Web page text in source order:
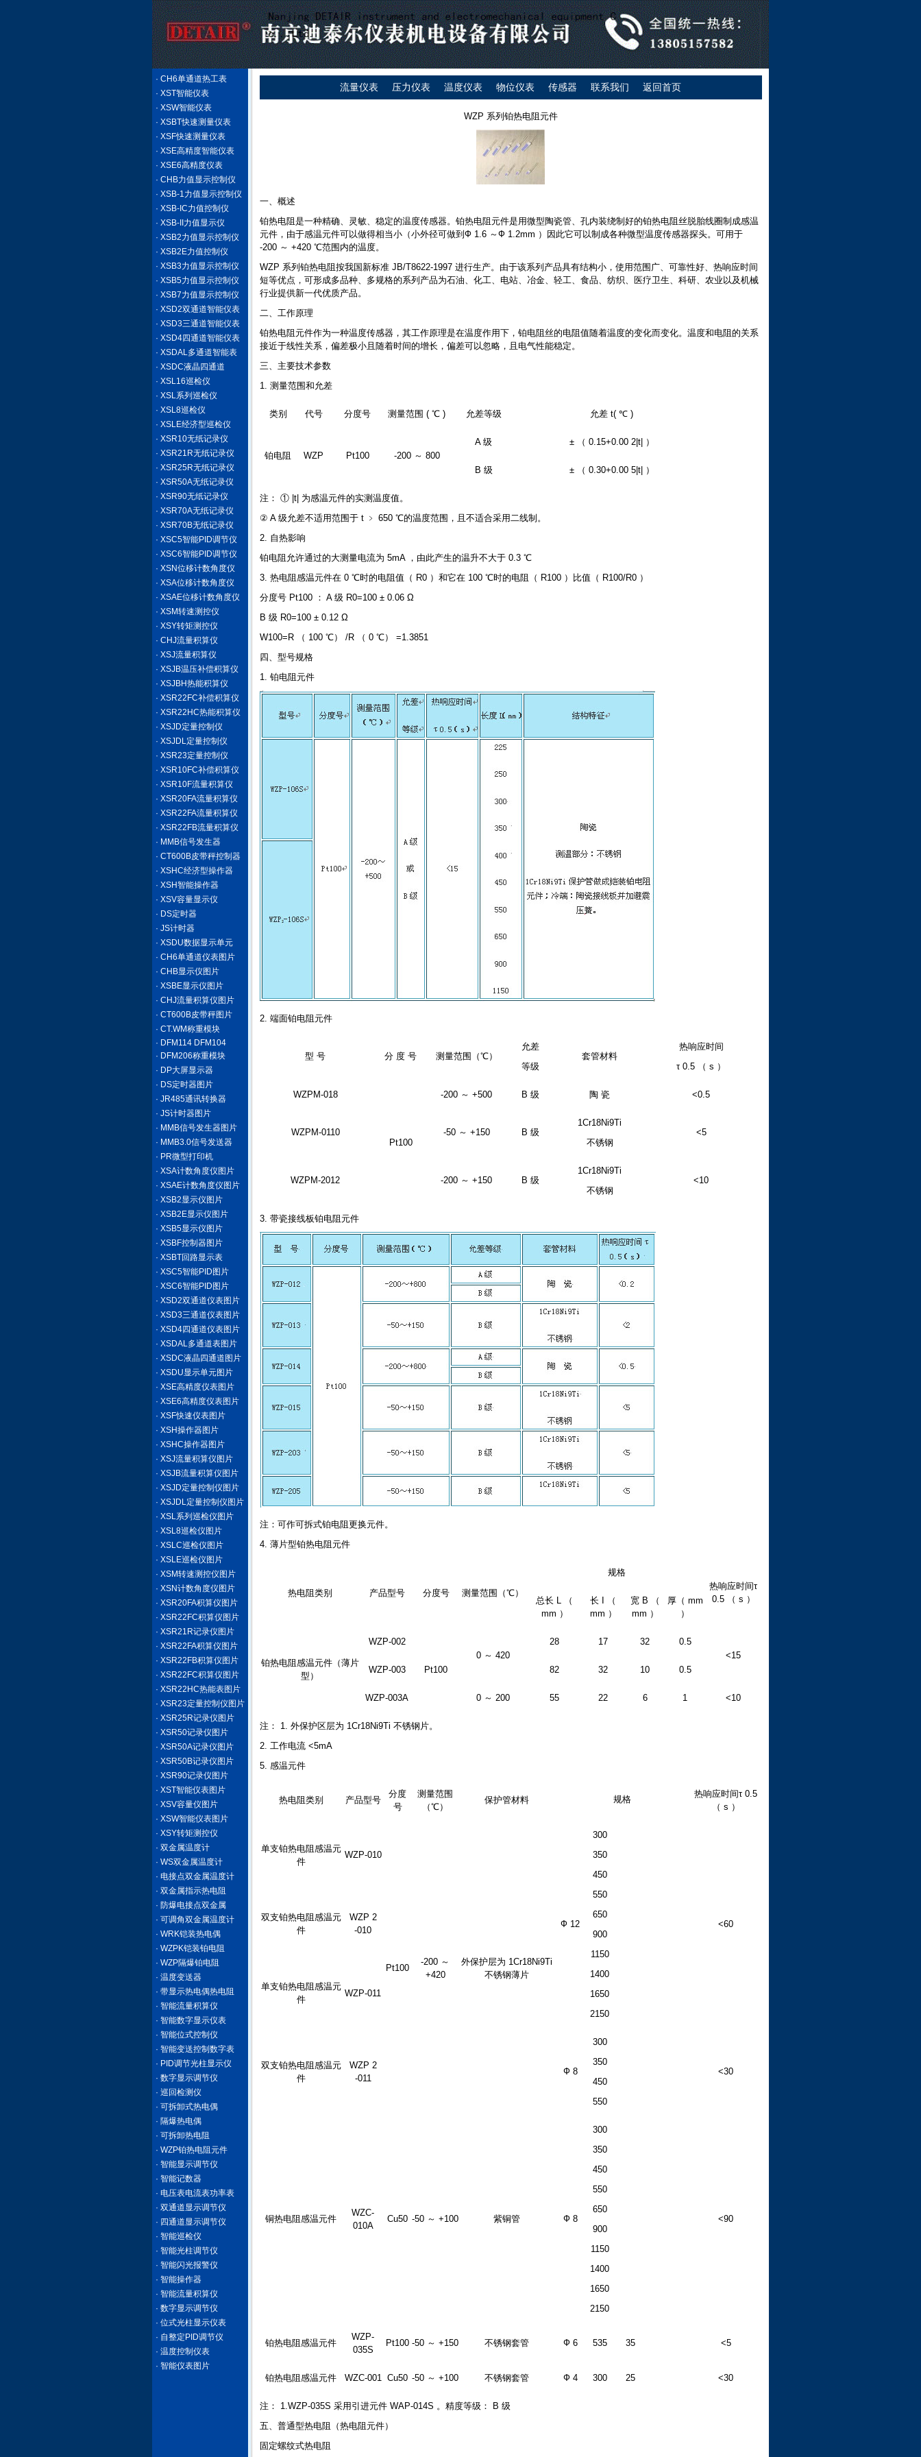
· CH6单通道热工表
· XST智能仪表
· XSW智能仪表
· XSBT快速测量仪表
· XSF快速测量仪表
· XSE高精度智能仪表
· XSE6高精度仪表
· CHB力值显示控制仪
· XSB-1力值显示控制仪
· XSB-IC力值控制仪
· XSB-II力值显示仪
· XSB2力值显示控制仪
· XSB2E力值控制仪
· XSB3力值显示控制仪
· XSB5力值显示控制仪
· XSB7力值显示控制仪
· XSD2双通道智能仪表
· XSD3三通道智能仪表
· XSD4四通道智能仪表
· XSDAL多通道智能表
· XSDC液晶四通道
· XSL16巡检仪
· XSL系列巡检仪
· XSL8巡检仪
· XSLE经济型巡检仪
· XSR10无纸记录仪
· XSR21R无纸记录仪
· XSR25R无纸记录仪
· XSR50A无纸记录仪
· XSR90无纸记录仪
· XSR70A无纸记录仪
· XSR70B无纸记录仪
· XSC5智能PID调节仪
· XSC6智能PID调节仪
· XSN位移计数角度仪
· XSA位移计数角度仪
· XSAE位移计数角度仪
· XSM转速测控仪
· XSY转矩测控仪
· CHJ流量积算仪
· XSJ流量积算仪
· XSJB温压补偿积算仪
· XSJBH热能积算仪
· XSR22FC补偿积算仪
· XSR22HC热能积算仪
· XSJD定量控制仪
· XSJDL定量控制仪
· XSR23定量控制仪
· XSR10FC补偿积算仪
· XSR10F流量积算仪
· XSR20FA流量积算仪
· XSR22FA流量积算仪
· XSR22FB流量积算仪
· MMB信号发生器
· CT600B皮带秤控制器
· XSHC经济型操作器
· XSH智能操作器
· XSV容量显示仪
· DS定时器
· JS计时器
· XSDU数据显示单元
· CH6单通道仪表图片
· CHB显示仪图片
· XSBE显示仪图片
· CHJ流量积算仪图片
· CT600B皮带秤图片
· CT.WM称重模块
· DFM114 DFM104
· DFM206称重模块
· DP大屏显示器
· DS定时器图片
· JR485通讯转换器
· JS计时器图片
· MMB信号发生器图片
· MMB3.0信号发送器
· PR微型打印机
· XSA计数角度仪图片
· XSAE计数角度仪图片
· XSB2显示仪图片
· XSB2E显示仪图片
· XSB5显示仪图片
· XSBF控制器图片
· XSBT回路显示表
· XSC5智能PID图片
· XSC6智能PID图片
· XSD2双通道仪表图片
· XSD3三通道仪表图片
· XSD4四通道仪表图片
· XSDAL多通道表图片
· XSDC液晶四通道图片
· XSDU显示单元图片
· XSE高精度仪表图片
· XSE6高精度仪表图片
· XSF快速仪表图片
· XSH操作器图片
· XSHC操作器图片
· XSJ流量积算仪图片
· XSJB流量积算仪图片
· XSJD定量控制仪图片
· XSJDL定量控制仪图片
· XSL系列巡检仪图片
· XSL8巡检仪图片
· XSLC巡检仪图片
· XSLE巡检仪图片
· XSM转速测控仪图片
· XSN计数角度仪图片
· XSR20FA积算仪图片
· XSR22FC积算仪图片
· XSR21R记录仪图片
· XSR22FA积算仪图片
· XSR22FB积算仪图片
· XSR22FC积算仪图片
· XSR22HC热能表图片
· XSR23定量控制仪图片
· XSR25R记录仪图片
· XSR50记录仪图片
· XSR50A记录仪图片
· XSR50B记录仪图片
· XSR90记录仪图片
· XST智能仪表图片
· XSV容量仪图片
· XSW智能仪表图片
· XSY转矩测控仪
· 双金属温度计
· WS双金属温度计
· 电接点双金属温度计
· 双金属指示热电阻
· 防爆电接点双金属
· 可调角双金属温度计
· WRK铠装热电偶
· WZPK铠装铂电阻
· WZP隔爆铂电阻
· 温度变送器
· 带显示热电偶热电阻
· 智能流量积算仪
· 智能数字显示仪表
· 智能位式控制仪
· 智能变送控制数字表
· PID调节光柱显示仪
· 数字显示调节仪
· 巡回检测仪
· 可拆卸式热电偶
· 隔爆热电偶
· 可拆卸热电阻
· WZP铂热电阻元件
· 智能显示调节仪
· 智能记数器
· 电压表电流表功率表
· 双通道显示调节仪
· 四通道显示调节仪
· 智能巡检仪
· 智能光柱调节仪
· 智能闪光报警仪
· 智能操作器
· 智能流量积算仪
· 数字显示调节仪
· 位式光柱显示仪表
· 自整定PID调节仪
· 温度控制仪表
· 智能仪表图片
流量仪表 压力仪表 温度仪表 物位仪表 传感器 联系我们 返回首页
WZP 系列铂热电阻元件
一、概述
铂热电阻是一种精确、灵敏、稳定的温度传感器。铂热电阻元件是用微型陶瓷管、孔内装绕制好的铂热电阻丝脱胎线圈制成感温
元件，由于感温元件可以做得相当小（小外径可做到Ф 1.6 ～Ф 1.2mm ）因此它可以制成各种微型温度传感器探头。可用于
-200 ～ +420 ℃范围内的温度。
WZP 系列铂热电阻按我国新标准 JB/T8622-1997 进行生产。由于该系列产品具有结构小，使用范围广、可靠性好、热响应时间
短等优点，可形成多品种、多规格的系列产品为石油、化工、电站、冶金、轻工、食品、纺织、医疗卫生、科研、农业以及机械
行业提供新一代优质产品。
二、工作原理
铂热电阻元件作为一种温度传感器，其工作原理是在温度作用下，铂电阻丝的电阻值随着温度的变化而变化。温度和电阻的关系
接近于线性关系，偏差极小且随着时间的增长，偏差可以忽略，且电气性能稳定。
三、主要技术参数
1. 测量范围和允差
类别 代号 分度号 测量范围 ( ℃ ) 允差等级 允差 t( ℃ )
铂电阻 WZP Pt100 -200 ～ 800
A 级 ± （ 0.15+0.00 2|t| ）
B 级 ± （ 0.30+0.00 5|t| ）
注： ① |t| 为感温元件的实测温度值。
② A 级允差不适用范围于 t ﹥ 650 ℃的温度范围，且不适合采用二线制。
2. 自热影响
铂电阻允许通过的大测量电流为 5mA ，由此产生的温升不大于 0.3 ℃
3. 热电阻感温元件在 0 ℃时的电阻值（ R0 ）和它在 100 ℃时的电阻（ R100 ）比值（ R100/R0 ）
分度号 Pt100 ： A 级 R0=100 ± 0.06 Ω
B 级 R0=100 ± 0.12 Ω
W100=R （ 100 ℃） /R （ 0 ℃） =1.3851
四、型号规格
1. 铂电阻元件
2. 端面铂电阻元件
型 号 分 度 号 测量范围（℃）
允差
等级
套管材料
热响应时间
τ 0.5 （ s ）
WZPM-018
Pt100
-200 ～ +500 B 级 陶 瓷 <0.5
WZPM-0110 -50 ～ +150 B 级
1Cr18Ni9Ti
不锈钢
<5
WZPM-2012 -200 ～ +150 B 级
1Cr18Ni9Ti
不锈钢
<10
3. 带瓷接线板铂电阻元件
注：可作可拆式铂电阻更换元件。
4. 薄片型铂热电阻元件
热电阻类别 产品型号 分度号 测量范围（℃）
规格
热响应时间τ
0.5 （ s ）
总长 L （
mm ）
长 I （
mm ）
宽 B （
mm ）
厚（ mm
）
铂热电阻感温元件（薄片
型）
WZP-002
Pt100
0 ～ 420
28 17 32
0.5
<15
WZP-003
82 32 10 0.5
WZP-003A 0 ～ 200 55 22 6 1 <10
注： 1. 外保护区层为 1Cr18Ni9Ti 不锈钢片。
2. 工作电流 <5mA
5. 感温元件
热电阻类别 产品型号
分度
号
测量范围
（℃）
保护管材料 规格
热响应时间τ 0.5
（ s ）
单支铂热电阻感温元
件
WZP-010
Pt100
-200 ～
+420
外保护层为 1Cr18Ni9Ti
不锈钢薄片
Ф 12
300
350
450
550
650
900
1150
1400
1650
2150
<60
双支铂热电阻感温元
件
WZP 2
-010
单支铂热电阻感温元
件
WZP-011
双支铂热电阻感温元
件
WZP 2
-011
Ф 8
300
350
450
550
<30
铜热电阻感温元件
WZC-
010A
Cu50 -50 ～ +100 紫铜管 Ф 8
300
350
450
550
650
900
1150
1400
1650
2150
<90
铂热电阻感温元件
WZP-
035S
Pt100 -50 ～ +150 不锈钢套管 Ф 6 535 35 <5
铂热电阻感温元件 WZC-001 Cu50 -50 ～ +100 不锈钢套管 Ф 4 300 25 <30
注： 1.WZP-035S 采用引进元件 WAP-014S 。精度等级： B 级
五、普通型热电阻（热电阻元件）
固定螺纹式热电阻